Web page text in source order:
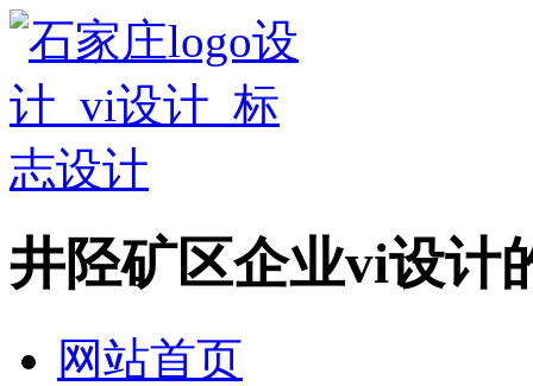
井陉矿区企业vi设计
网站首页